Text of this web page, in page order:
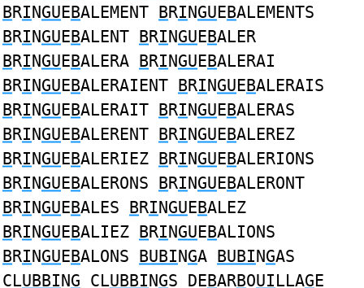
BRINGUEBALEMENT BRINGUEBALEMENTS
BRINGUEBALENT BRINGUEBALER
BRINGUEBALERA BRINGUEBALERAI
BRINGUEBALERAIENT BRINGUEBALERAIS
BRINGUEBALERAIT BRINGUEBALERAS
BRINGUEBALERENT BRINGUEBALEREZ
BRINGUEBALERIEZ BRINGUEBALERIONS
BRINGUEBALERONS BRINGUEBALERONT
BRINGUEBALES BRINGUEBALEZ
BRINGUEBALIEZ BRINGUEBALIONS
BRINGUEBALONS BUBINGA BUBINGAS
CLUBBING CLUBBINGS DEBARBOUILLAGE